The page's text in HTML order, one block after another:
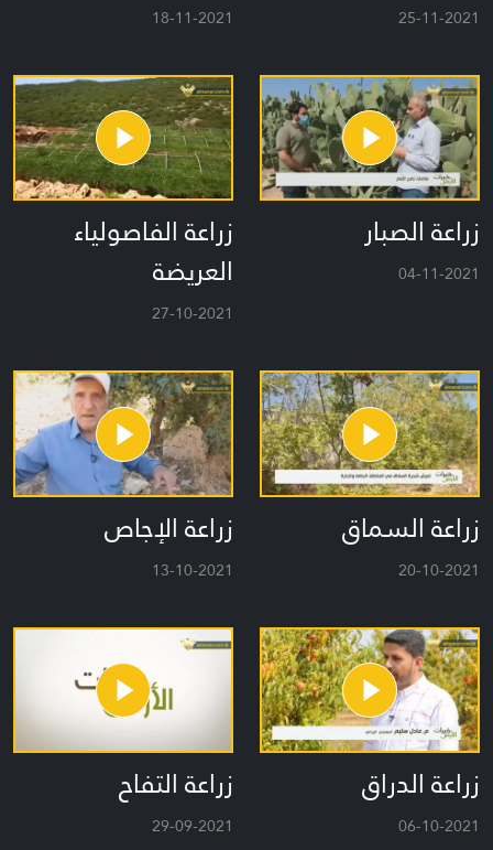
25-11-2021
18-11-2021
زراعة الصبار
04-11-2021
زراعة الفاصولياء
العريضة
27-10-2021
زراعة السماق
20-10-2021
زراعة الإجاص
13-10-2021
زراعة الدراق
06-10-2021
زراعة التفاح
29-09-2021